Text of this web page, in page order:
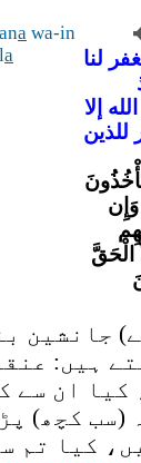
a wa-in
a
لنا
الله إلا
للذين
الْحَقَّ
جانشین
ہیں:
کیا ان سے
(سب کچھ)
کیا تم